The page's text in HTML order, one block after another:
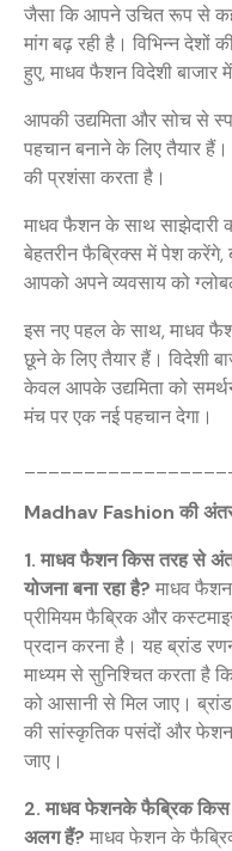
जैसा कि आपने उचित रूप से
मांग बढ़ रही है। विभिन्न
हुए, माधव फैशन विदेशी बाजार
आपकी उद्यमिता और सोच से
पहचान बनाने के लिए तैयार
की प्रशंसा करता है।
माधव फैशन के साथ
बेहतरीन फैब्रिक्स में पेश करेंगे,
आपको अपने व्यवसाय को
इस नए पहल के साथ, माधव
छूने के लिए तैयार हैं। विदेशी
केवल आपके उद्यमिता को
मंच पर एक नई पहचान देगा।
Madhav Fashion की
1. माधव फैशन किस तरह से
योजना बना रहा है? माधव फैशन
प्रीमियम फैब्रिक और
प्रदान करना है। यह ब्रांड
माध्यम से सुनिश्चित करता है
को आसानी से मिल जाए। ब्रांड
की सांस्कृतिक पसंदों और
जाए।
2. माधव फेशनके फैब्रिक किस
अलग हैं? माधव फेशन के